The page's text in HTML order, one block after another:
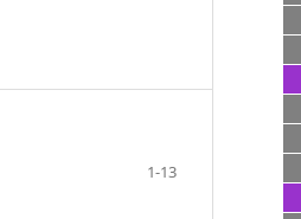
1-13